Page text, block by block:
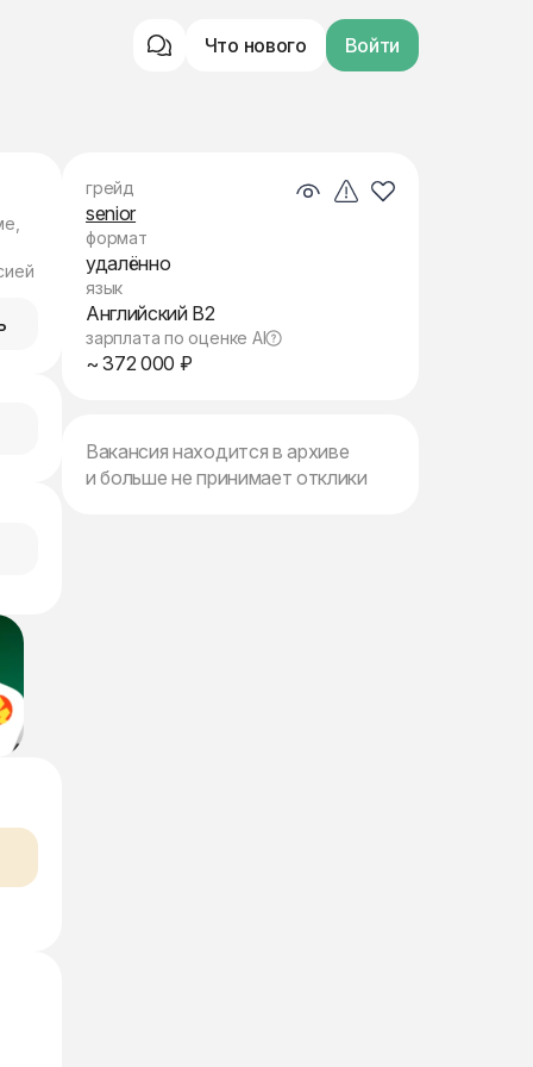
Что нового Войти
грейд
senior
формат
удалённо
язык
Английский B2
зарплата по оценке AI
~ 372 000 ₽
Вакансия находится в архиве
и больше не принимает отклики